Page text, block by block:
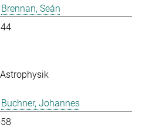
Brennan, Seán
Buchner, Johannes